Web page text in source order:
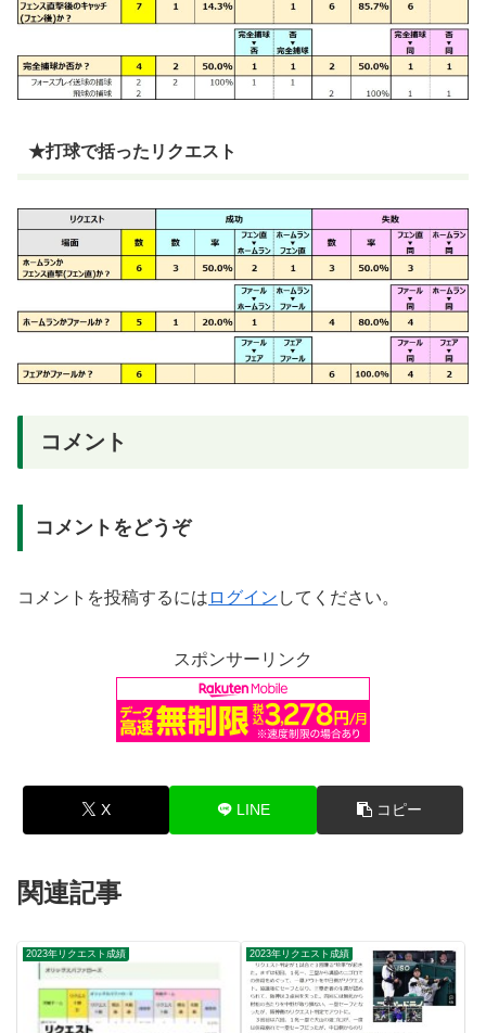
★打球で括ったリクエスト
コメント
コメントをどうぞ
コメントを投稿するには ログイン してください。
スポンサーリンク
X LINE コピー
関連記事
2023年リクエスト成績 2023年リクエスト成績